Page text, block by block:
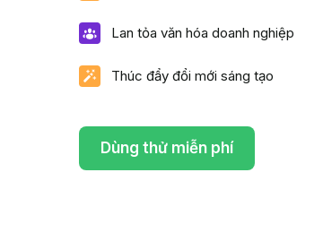
Lan tỏa văn hóa doanh nghiệp
Thúc đẩy đổi mới sáng tạo
Dùng thử miễn phí